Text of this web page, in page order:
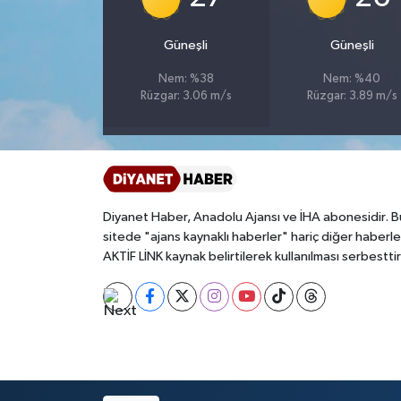
Güneşli
Nem: %38
Rüzgar: 3.06 m/s
Güneşli
Nem: %40
Rüzgar: 3.89 m/s
Diyanet Haber, Anadolu Ajansı ve İHA abonesidir.
sitede "ajans kaynaklı haberler" hariç diğer
AKTİF LİNK kaynak belirtilerek kullanılması
Bitlis Müftülüğü
Bolu Müftülüğü
Burdur Müftülüğü
Bursa Müftülüğü
Çanakkale Müftülüğü
Çorum Müftülüğü
Ekonomi
Duyurular
Podcast
Biyografiler